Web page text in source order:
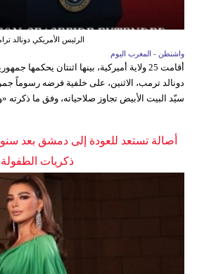
الرئيس الأمريكي دونالد
واشنطن - المغرب اليوم
أقامت 25 ولاية أميركية، بينها اثنتان
سيّد البيت الأبيض تجاوز صلاحياته، وفق ما ذكرته
أصالة تستعد للعودة إلى دمشق بعد
ذكريات الطفولة